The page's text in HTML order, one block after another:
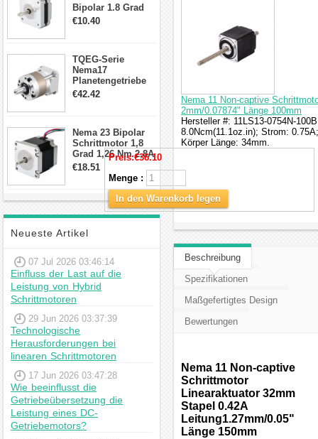
Bipolar 1.8 Grad
8.7Ncm 1A 3.5V 4
€10.40
TQEG-Serie
Nema17
Planetengetriebe
10:1 Spiel 15Arc-
€42.42
Nema 23 Bipolar
Schrittmotor 1,8
Grad 1,26 Nm 2,8A
2,5V 4 Drähte
23hs22-2804s
Schrittmotor
€18.51
Neueste Artikel
07 Jul 2026 03:46:14
Einfluss der Last auf die
Leistung von Hybrid
Schrittmotoren
29 Jun 2026 03:37:39
Technologische
Herausforderungen bei
linearen Schrittmotoren
17 Jun 2026 03:47:28
Wie beeinflusst die
Getriebeübersetzung die
Leistung eines DC-
Getriebemotors?
Nema 11 Non-captive
2mm/0.07874" Länge 100mm
Hersteller #: 11LS13-0754N-
8.0Ncm(11.1oz.in); Strom:
Körper Länge: 34mm.
Preis:€36.10
Menge :
In den Warenkorb legen
Beschreibung
Spezifikationen
Maßgefertigtes Design
Bewertungen
Nema 11 Non-captive
Schrittmotor
Linearaktuator 32mm
Stapel 0.42A
Leitung1.27mm/0.05"
Länge 150mm